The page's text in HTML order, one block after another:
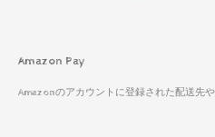
Amazon Pay
Amazonのアカウントに登録された配送先